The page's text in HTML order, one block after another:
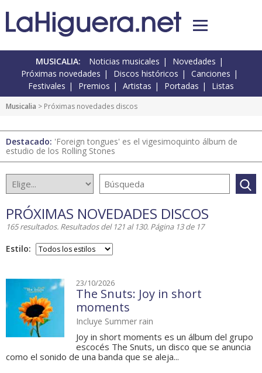
MUSICALIA: Noticias musicales
Novedades
Próximas novedades
Discos históricos
Canciones
Festivales
Premios Artistas Portadas Listas
Musicalia > Próximas novedades discos
Destacado: 'Foreign tongues' es el vigesimoquinto álbum de
estudio de los Rolling Stones
PRÓXIMAS NOVEDADES DISCOS
165 resultados. Resultados del 121 al 130. Página 13 de 17
Estilo:
23/10/2026
The Snuts: Joy in short
moments
Incluye Summer rain
Joy in short moments es un álbum del grupo
escocés The Snuts, un disco que se anuncia
como el sonido de una banda que se aleja...